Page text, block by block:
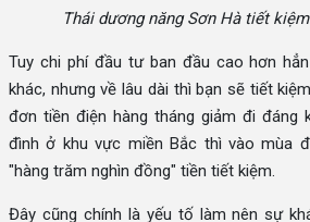
Thái dương năng Sơn Hà tiết
Tuy chi phí đầu tư ban đầu cao hơn
khác, nhưng về lâu dài thì bạn sẽ tiết
đơn tiền điện hàng tháng giảm đi đáng
đình ở khu vực miền Bắc thì vào mùa
"hàng trăm nghìn đồng" tiền tiết kiệm.
Đây cũng chính là yếu tố làm nên sự